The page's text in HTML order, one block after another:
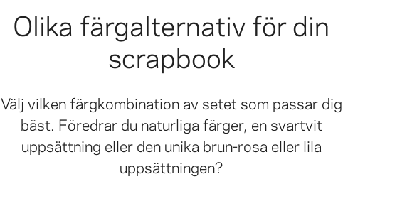
Olika färgalternativ för din
scrapbook
Välj vilken färgkombination av setet som passar dig
bäst. Föredrar du naturliga färger, en svartvit
uppsättning eller den unika brun-rosa eller lila
uppsättningen?